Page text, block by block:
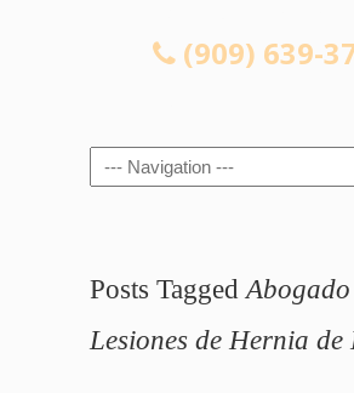
(909) 639-
Navigation
Posts Tagged
Lesiones de Hernia de